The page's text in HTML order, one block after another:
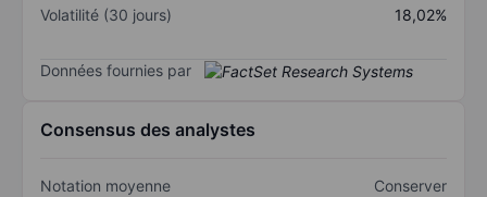
Volatilité (30 jours)
18,02%
Données fournies par
Consensus des analystes
Notation moyenne Conserver